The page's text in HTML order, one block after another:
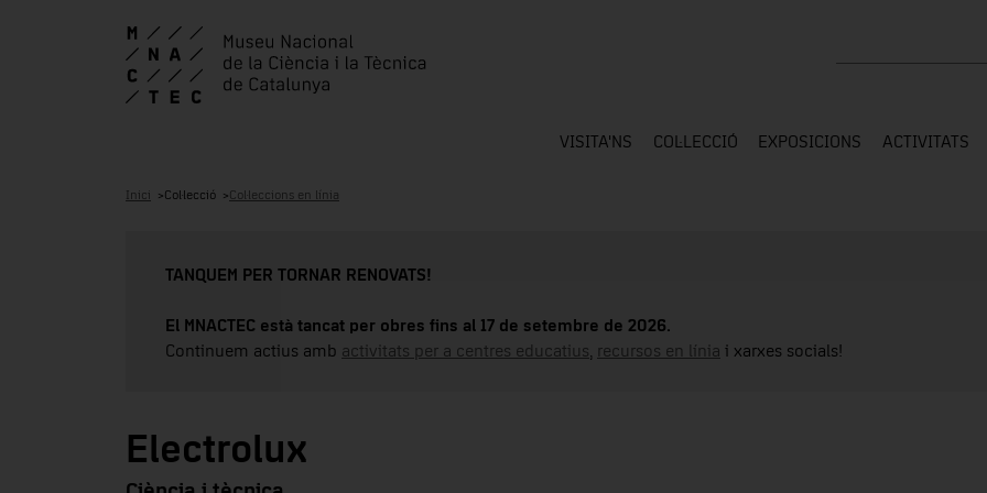
VISITA'NS COL·LECCIÓ EXPOSICIONS ACTIVITATS
Inici Col·lecció Col·leccions en línia
TANQUEM PER TORNAR RENOVATS!
El MNACTEC està tancat per obres fins al 17 de setembre de 2026.
Continuem actius amb activitats per a centres educatius recursos en línia i xarxes socials!
Electrolux